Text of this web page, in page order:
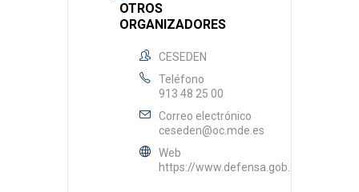
OTROS
ORGANIZADORES
CESEDEN
Teléfono
913 48 25 00
Correo electrónico
ceseden@oc.mde.es
Web
https://www.defensa.gob.es/ceseden/